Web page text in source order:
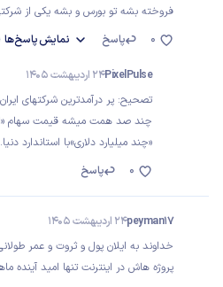
فروخته بشه تو بورس و بشه یکی از
پاسخ
نمایشپاسخ‌ها 0
PixelPulse24 اردیبهشت 1405
تصحیح: پر درآمدترین شرکتهای
چند صد همت میشه قیمت سهام
«چند میلیارد دلاری»با استاندارد دنیا.
پاسخ
0
peyman1724 اردیبهشت 1405
خداوند به ایلان پول و ثروت و عمر
پروژه هاش در اینترنت تنها امید آینده